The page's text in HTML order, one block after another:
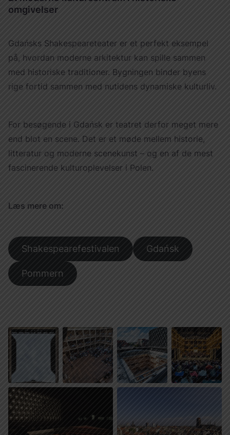
omgivelser
Gdańsks Shakespeareteater er et perfekt eksempel
på, hvordan moderne arkitektur kan spille sammen
med historiske traditioner. Bygningen binder byens
rige fortid sammen med nutidens dynamiske kulturliv.
For besøgende i Gdańsk er teatret derfor meget mere
end blot en scene. Det er et møde mellem historie,
litteratur og moderne scenekunst – og en af de mest
fascinerende kulturoplevelser i Polen.
Læs mere om:
Shakespearefestivalen Gdańsk
Pommern